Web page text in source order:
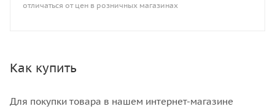
отличаться от цен в розничных магазинах
Как купить
Для покупки товара в нашем интернет-магазине